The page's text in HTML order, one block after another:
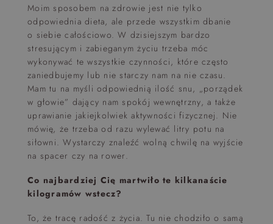
Moim sposobem na zdrowie jest nie tylko
odpowiednia dieta, ale przede wszystkim dbanie
o siebie całościowo. W dzisiejszym bardzo
stresującym i zabieganym życiu trzeba móc
wykonywać te wszystkie czynności, które często
zaniedbujemy lub nie starczy nam na nie czasu.
Mam tu na myśli odpowiednią ilość snu, „porządek
w głowie” dający nam spokój wewnętrzny, a także
uprawianie jakiejkolwiek aktywności fizycznej. Nie
mówię, że trzeba od razu wylewać litry potu na
siłowni. Wystarczy znaleźć wolną chwilę na wyjście
na spacer czy na rower.
Co najbardziej Cię martwiło te kilkanaście
kilogramów wstecz?
To, że tracę radość z życia. Tu nie chodziło o samą